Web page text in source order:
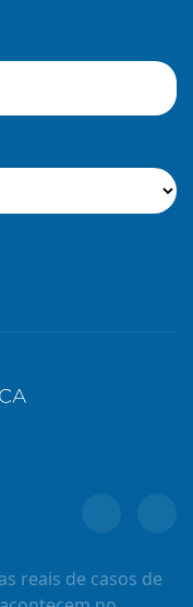
reais de casos de